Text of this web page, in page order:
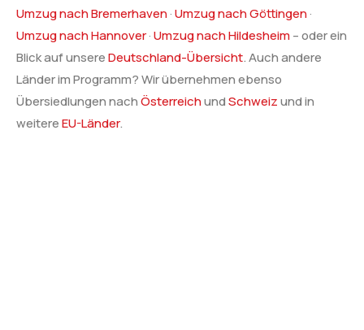
Umzug nach Bremerhaven·Umzug nach Göttingen·
Umzug nach Hannover·Umzug nach Hildesheim– oder ein
Blick auf unsereDeutschland-Übersicht. Auch andere
Länder im Programm? Wir übernehmen ebenso
Übersiedlungen nachÖsterreichundSchweizund in
weitereEU-Länder.